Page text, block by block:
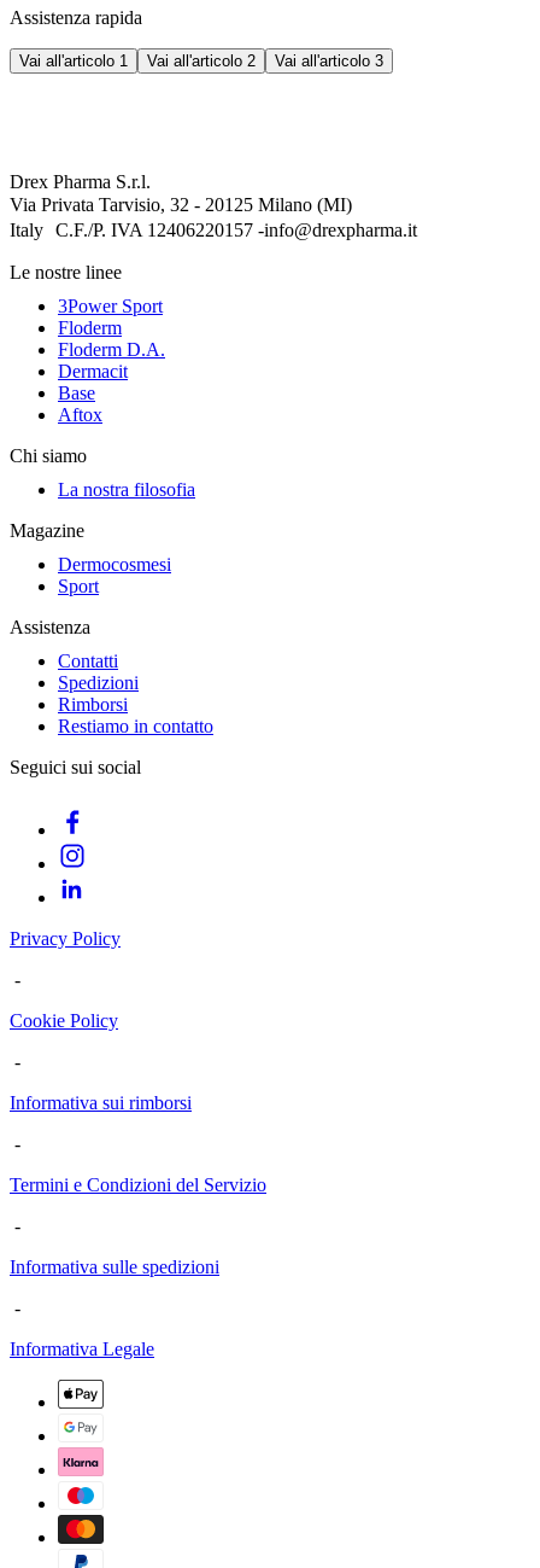
Assistenza rapida
Vai all'articolo 1 Vai all'articolo 2 Vai all'articolo 3
Drex Pharma S.r.l.
Via Privata Tarvisio, 32 - 20125 Milano (MI)
Italy C.F./P. IVA 12406220157 -info@drexpharma.it
Le nostre linee
3Power Sport
Floderm
Floderm D.A.
Dermacit
Base
Aftox
Chi siamo
La nostra filosofia
Magazine
Dermocosmesi
Sport
Assistenza
Contatti
Spedizioni
Rimborsi
Restiamo in contatto
Seguici sui social
Privacy Policy
-
Cookie Policy
-
Informativa sui rimborsi
-
Termini e Condizioni del Servizio
-
Informativa sulle spedizioni
-
Informativa Legale